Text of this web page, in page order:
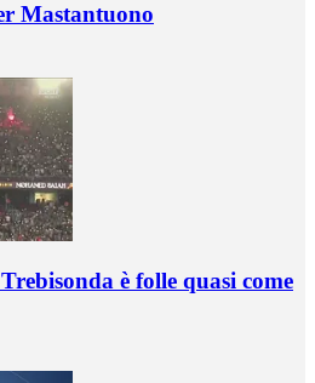
Mastantuono
è folle quasi come